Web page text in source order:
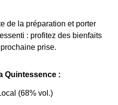
de la préparation et porter
: profitez des bienfaits
prise.
Quintessence :
(68% vol.)